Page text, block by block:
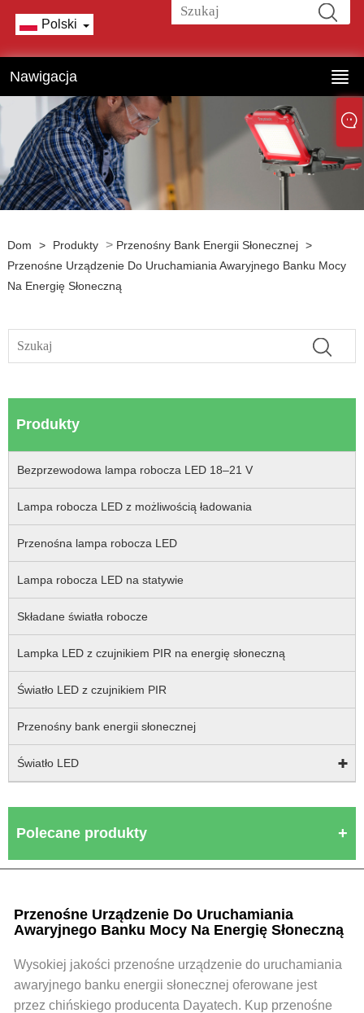
Polski
Nawigacja
Dom > Produkty > Przenośny Bank Energii Słonecznej >
Przenośne Urządzenie Do Uruchamiania Awaryjnego Banku Mocy
Na Energię Słoneczną
Produkty
Bezprzewodowa lampa robocza LED 18–21 V
Lampa robocza LED z możliwością ładowania
Przenośna lampa robocza LED
Lampa robocza LED na statywie
Składane światła robocze
Lampka LED z czujnikiem PIR na energię słoneczną
Światło LED z czujnikiem PIR
Przenośny bank energii słonecznej
Światło LED
Polecane produkty
Przenośne Urządzenie Do Uruchamiania
Awaryjnego Banku Mocy Na Energię Słoneczną
Wysokiej jakości przenośne urządzenie do uruchamiania
awaryjnego banku energii słonecznej oferowane jest
przez chińskiego producenta Dayatech. Kup przenośne